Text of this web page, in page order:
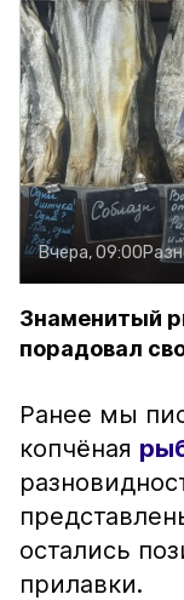
Вчера, 09:00
Знаменитый
порадовал
Ранее мы
копчёная
остались
прилавки.